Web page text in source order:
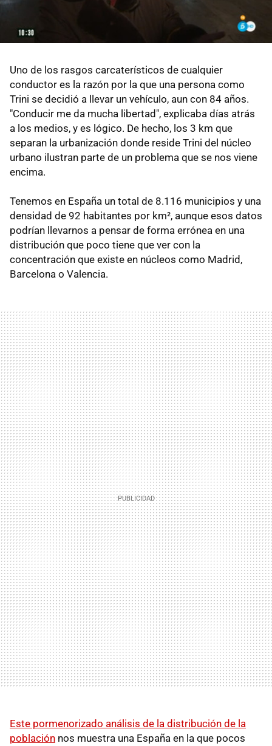
Uno de los rasgos carcaterísticos de cualquier
conductor es la razón por la que una persona como
Trini se decidió a llevar un vehículo, aun con 84 años.
"Conducir me da mucha libertad", explicaba días atrás
a los medios, y es lógico. De hecho, los 3 km que
separan la urbanización donde reside Trini del núcleo
urbano ilustran parte de un problema que se nos viene
encima.
Tenemos en España un total de 8.116 municipios y una
densidad de 92 habitantes por km², aunque esos datos
podrían llevarnos a pensar de forma errónea en una
distribución que poco tiene que ver con la
concentración que existe en núcleos como Madrid,
Barcelona o Valencia.
Este pormenorizado análisis de la distribución de la
población nos muestra una España en la que pocos